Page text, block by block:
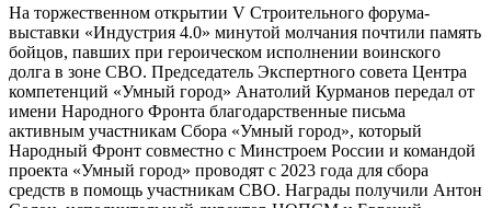
На торжественном открытии V Строительного форума-
выставки «Индустрия 4.0» минутой молчания почтили память
бойцов, павших при героическом исполнении воинского
долга в зоне СВО. Председатель Экспертного совета Центра
компетенций «Умный город» Анатолий Курманов передал от
имени Народного Фронта благодарственные письма
активным участникам Сбора «Умный город», который
Народный Фронт совместно с Минстроем России и командой
проекта «Умный город» проводят с 2023 года для сбора
средств в помощь участникам СВО. Награды получили Антон